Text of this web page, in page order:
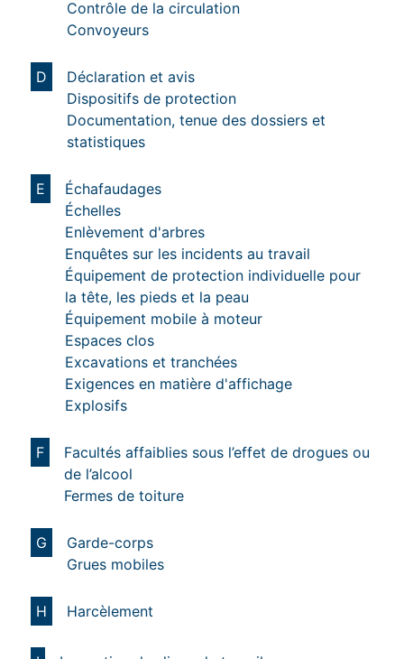
Contrôle de la circulation
Convoyeurs
D
Déclaration et avis
Dispositifs de protection
Documentation, tenue des dossiers et
statistiques
E
Échafaudages
Échelles
Enlèvement d'arbres
Enquêtes sur les incidents au travail
Équipement de protection individuelle pour
la tête, les pieds et la peau
Équipement mobile à moteur
Espaces clos
Excavations et tranchées
Exigences en matière d'affichage
Explosifs
F
Facultés affaiblies sous l’effet de drogues ou
de l’alcool
Fermes de toiture
G
Garde-corps
Grues mobiles
H Harcèlement